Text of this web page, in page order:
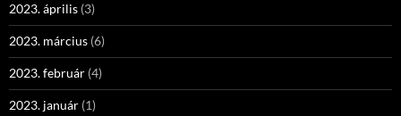
2023. április (3)
2023. március (6)
2023. február (4)
2023. január (1)